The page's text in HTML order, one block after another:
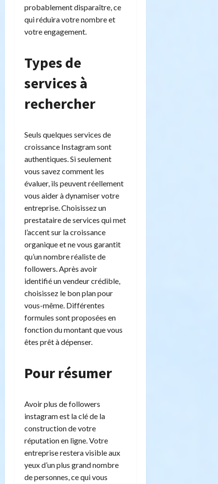
probablement disparaître, ce
qui réduira votre nombre et
votre engagement.
Types de
services à
rechercher
Seuls quelques services de
croissance Instagram sont
authentiques. Si seulement
vous savez comment les
évaluer, ils peuvent réellement
vous aider à dynamiser votre
entreprise. Choisissez un
prestataire de services qui met
l’accent sur la croissance
organique et ne vous garantit
qu’un nombre réaliste de
followers. Après avoir
identifié un vendeur crédible,
choisissez le bon plan pour
vous-même. Différentes
formules sont proposées en
fonction du montant que vous
êtes prêt à dépenser.
Pour résumer
Avoir plus de followers
instagram est la clé de la
construction de votre
réputation en ligne. Votre
entreprise restera visible aux
yeux d’un plus grand nombre
de personnes, ce qui vous